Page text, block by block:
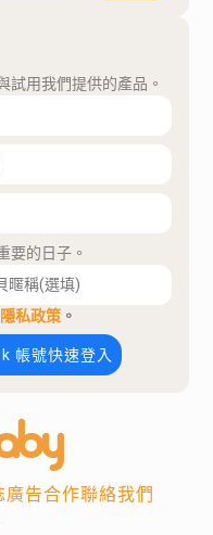
試用我們提供的產品。
要的日子。
隱私政策 。
帳號快速登入
廣告合作聯絡我們